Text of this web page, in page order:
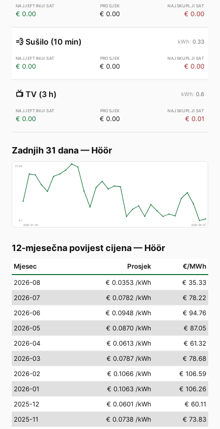
€ 0.00 € 0.00 € 0.00
💨 Sušilo (10 min) 0.33
€ 0.00 € 0.00 € 0.00
📺 TV (3 h) 0.6
€ 0.00 € 0.00 € 0.01
Zadnjih 31 dana— Höör
€148
€7
2026-07-08
2026-08-07
12-mjesečna povijest cijena— Höör
Mjesec Prosjek €/MWh
2026-08 € 0.0353 /kWh
€ 35.33
2026-07
€ 0.0782 /kWh
€ 78.22
2026-06
€ 0.0948 /kWh
€ 94.76
2026-05
€ 0.0870 /kWh
€ 87.05
2026-04
€ 0.0613 /kWh
€ 61.32
2026-03
€ 0.0787 /kWh
€ 78.68
2026-02
€ 0.1066 /kWh
€ 106.59
2026-01
€ 0.1063 /kWh
€ 106.26
2025-12
€ 0.0601 /kWh
€ 60.11
2025-11
€ 0.0738 /kWh
€ 73.83